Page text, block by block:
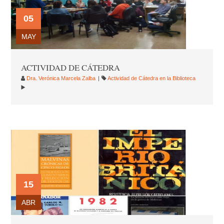
05
MAY
ACTIVIDAD DE CÁTEDRA
Dra. Verónica Marcela Zalba Actividad de Cátedra en la Biblioteca
15
ABR